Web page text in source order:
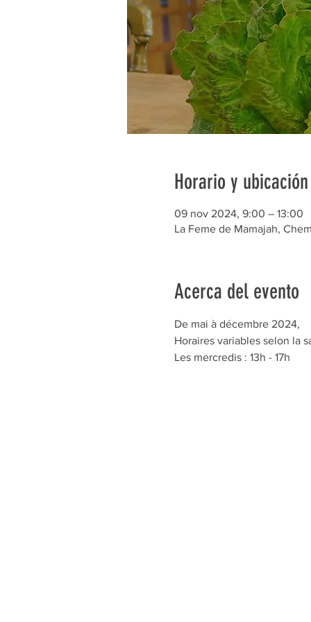
Horario y ubicación
09 nov 2024, 9:00 – 13:00
La Feme de Mamajah,
Acerca del evento
De mai à décembre 2024,
Horaires variables selon la
Les mercredis : 13h - 17h